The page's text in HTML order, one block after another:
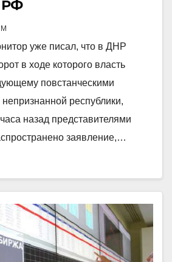
РФ
уже писал, что в ДНР
в ходе которого власть
повстанческими
республики,
назад представителями
заявление,…